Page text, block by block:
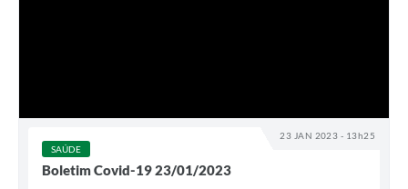
23 JAN 2023 - 13h25
SAÚDE
Boletim Covid-19 23/01/2023